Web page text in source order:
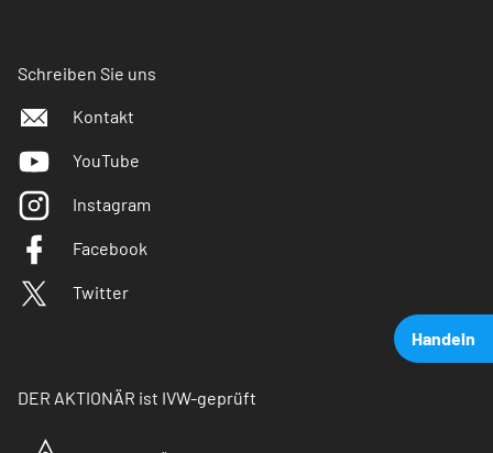
Handeln
Schreiben Sie uns
Kontakt
YouTube
Instagram
Facebook
Twitter
DER AKTIONÄR ist IVW-geprüft